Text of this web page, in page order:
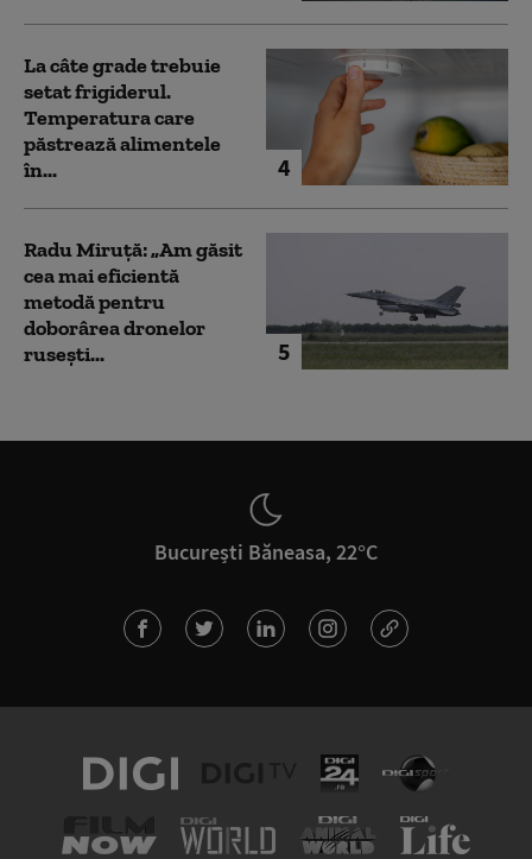
4
La câte grade trebuie
setat frigiderul.
Temperatura care
păstrează alimentele
în...
5
Radu Miruță: „Am găsit
cea mai eficientă
metodă pentru
doborârea dronelor
rusești...
București Băneasa, 22°C